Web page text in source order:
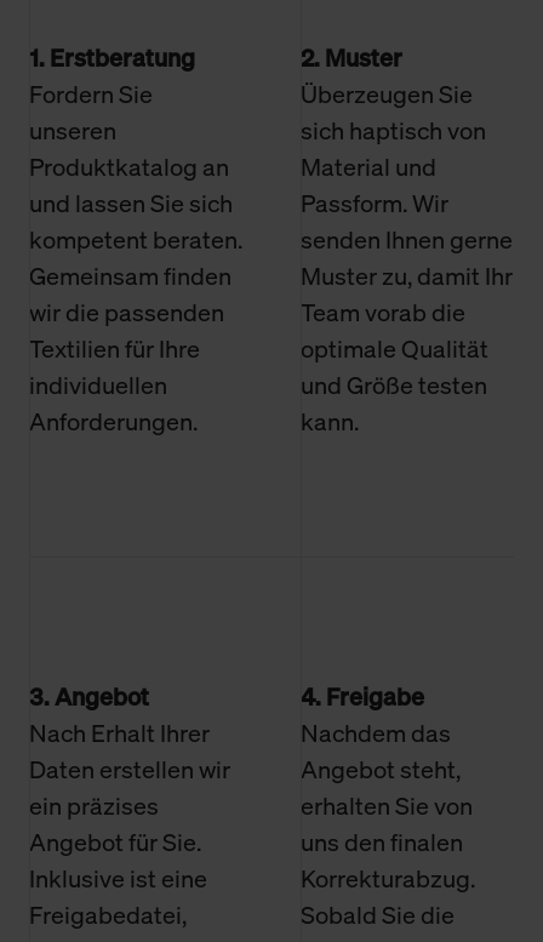
1. Erstberatung
Fordern Sie
unseren
Produktkatalog an
und lassen Sie sich
kompetent beraten.
Gemeinsam finden
wir die passenden
Textilien für Ihre
individuellen
Anforderungen.
2. Muster
Überzeugen Sie
sich haptisch von
Material und
Passform. Wir
senden Ihnen gerne
Muster zu, damit Ihr
Team vorab die
optimale Qualität
und Größe testen
kann.
3. Angebot
Nach Erhalt Ihrer
Daten erstellen wir
ein präzises
Angebot für Sie.
Inklusive ist eine
Freigabedatei,
4. Freigabe
Nachdem das
Angebot steht,
erhalten Sie von
uns den finalen
Korrekturabzug.
Sobald Sie die